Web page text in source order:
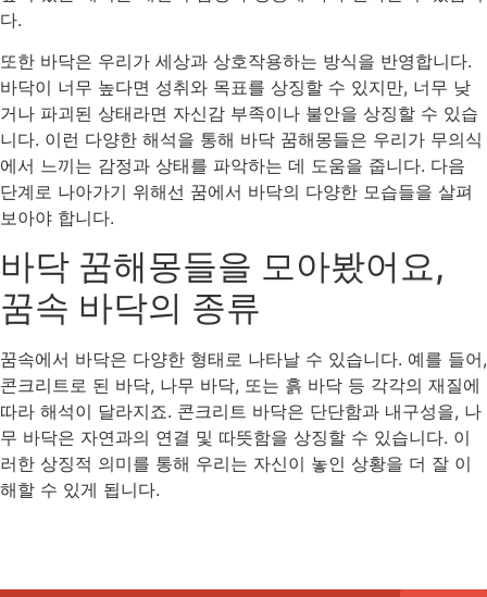
다.
또한 바닥은 우리가 세상과 상호작용하는 방식을 반영합니다.
바닥이 너무 높다면 성취와 목표를 상징할 수 있지만, 너무 낮
거나 파괴된 상태라면 자신감 부족이나 불안을 상징할 수 있습
니다. 이런 다양한 해석을 통해 바닥 꿈해몽들은 우리가 무의식
에서 느끼는 감정과 상태를 파악하는 데 도움을 줍니다. 다음
단계로 나아가기 위해선 꿈에서 바닥의 다양한 모습들을 살펴
보아야 합니다.
바닥 꿈해몽들을 모아봤어요,
꿈속 바닥의 종류
꿈속에서 바닥은 다양한 형태로 나타날 수 있습니다. 예를 들어,
콘크리트로 된 바닥, 나무 바닥, 또는 흙 바닥 등 각각의 재질에
따라 해석이 달라지죠. 콘크리트 바닥은 단단함과 내구성을, 나
무 바닥은 자연과의 연결 및 따뜻함을 상징할 수 있습니다. 이
러한 상징적 의미를 통해 우리는 자신이 놓인 상황을 더 잘 이
해할 수 있게 됩니다.